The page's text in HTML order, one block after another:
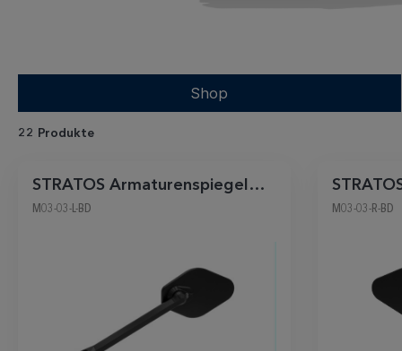
Shop
22 Produkte
STRATOS Armaturenspiegel
links schwarz-matt
M03-03-L-BD
rechts
M03-03-R-BD